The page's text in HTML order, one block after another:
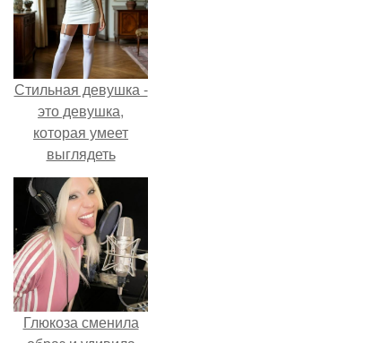
Стильная девушка -
это девушка,
которая умеет
выглядеть
привлекательно и
элегантно в любои
ситуации.
Глюкоза сменила